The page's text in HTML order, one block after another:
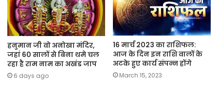
हनुमान जी वो अनोखा मंदिर,
जहां 60 सालों से बिना थमे चल
रहा है राम नाम का अखंड जाप
6 days ago
16 मार्च 2023 का राशिफल:
आज के दिन इन राशि वालों के
अटके हुए कार्य संपन्न होंगे
March 15, 2023